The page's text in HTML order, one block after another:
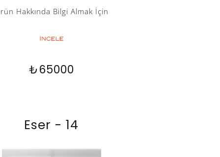
Hakkında Bilgi Almak İçin
₺65000
Eser - 14